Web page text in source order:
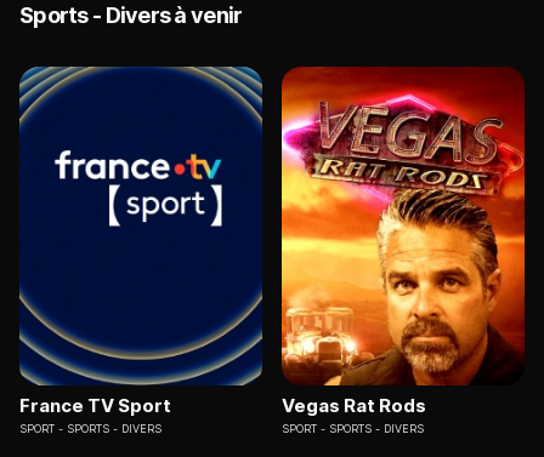
Sports - Divers à venir
France TV Sport
SPORT SPORTS - DIVERS
Vegas Rat Rods
SPORT SPORTS - DIVERS